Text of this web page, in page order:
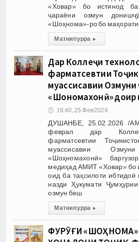
«Ховар» бо истинод
ҷараёни озмун
«Шоҳнома»-ро бо маҳорати
Матни пурра ▸
Дар Коллеҷи
фарматсевтии
муассисавии Озмуни
«Шоҳномахонӣ» доир
🕔 16:40, 25.Фев 2026
ДУШАНБЕ, 25.02.2026 /
феврал дар
фарматсевтии
муассисавии
«Шоҳномахонӣ»
медиҳад АМИТ «Ховар» бо
оид ба таҳсилоти ибтидоӣ
назди Ҳукумати
озмун беш
Матни пурра ▸
ФУРӮҒИ «ШОҲНОМА»